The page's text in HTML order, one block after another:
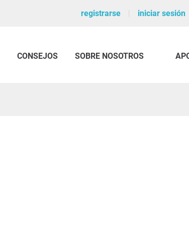
registrarse iniciar sesión
CONSEJOS SOBRE NOSOTROS